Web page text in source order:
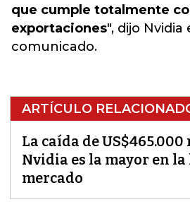
que cumple totalmente
exportaciones", dijo Nvidia
comunicado.
ARTÍCULO
La caída de
Nvidia es la mayor en
mercado